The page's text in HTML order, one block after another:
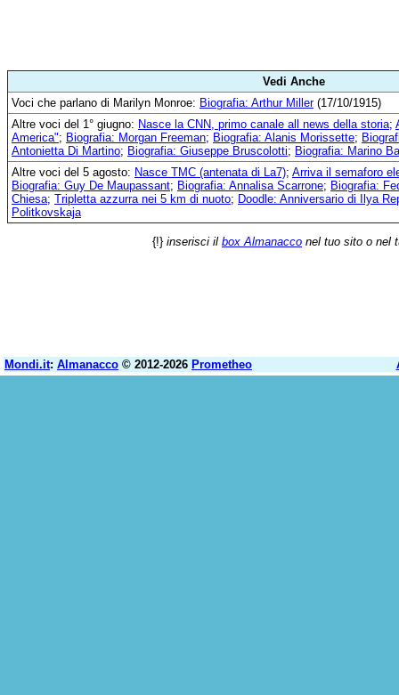
Vedi Anche
Voci che parlano di Marilyn Monroe: Biografia: Arthur Miller(17/10/1915)
Altre voci del 1° giugno: Nasce la CNN, primo canale all news della storia;
America"; Biografia: Morgan Freeman; Biografia: Alanis Morissette;
Antonietta Di Martino; Biografia: Giuseppe Bruscolotti; Biografia: Marino
Altre voci del 5 agosto: Nasce TMC (antenata di La7); Arriva il semaforo
Biografia: Guy De Maupassant; Biografia: Annalisa Scarrone; Biografia:
Chiesa; Tripletta azzurra nei 5 km di nuoto; Doodle: Anniversario di Ilya
Politkovskaja
{!} inserisci il box Almanacco nel tuo sito o nel
Mondi.it: Almanacco © 2012-2026 Prometheo